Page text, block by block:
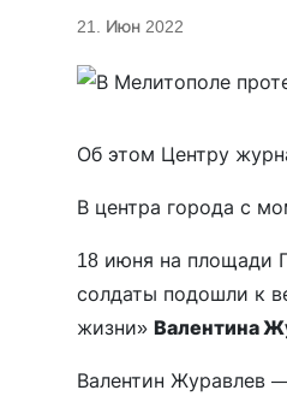
21. Июн 2022
Об этом Центру
В центра города с
18 июня на площади
солдаты подошли к
жизни» Валентина
Валентин Журавлев